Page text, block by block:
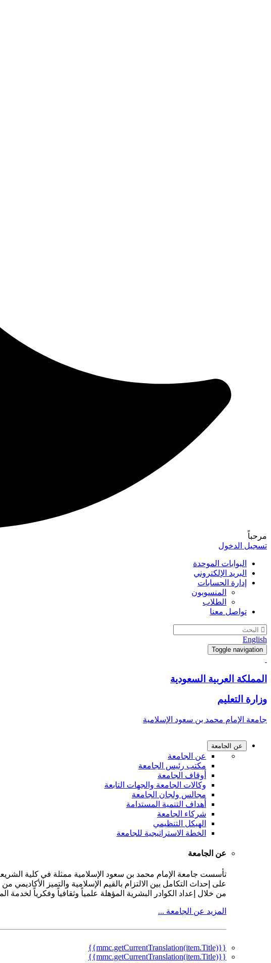
مرحباً
تسجيل الدخول
البوابات الموحدة
البريد الإلكتروني
إدارة الحسابات
المنسوبون
الطلاب
تواصل معنا
English
Toggle navigation
المملكة العربية السعودية
وزارة التعليم
جامعة الإمام محمد بن سعود الإسلامية
عن الجامعة
عن الجامعة
مكتب رئيس الجامعة
أوقاف الجامعة
وكالات الجامعة والجهات التابعة
مجالس ولجان الجامعة
أهداف التنمية المستدامة
شركاء الجامعة
الهيكل التنظيمي
الخطة الاستراتيجية للجامعة
عن الجامعة
على إحداث التكامل بين الالتزام بالقيم الإسلامية والتميز
من خلال إعداد الكوادر البشرية المؤهلة علمياً وثقافياً وفكرياً لخدمة
المزيد عن الجامعة ...
{{mmc.getCurrentTranslation(item.Title)}}
{{mmc.getCurrentTranslation(item.Title)}}